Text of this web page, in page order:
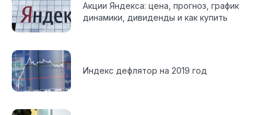
Акции Яндекса: цена, прогноз, график
динамики, дивиденды и как купить
Индекс дефлятор на 2019 год